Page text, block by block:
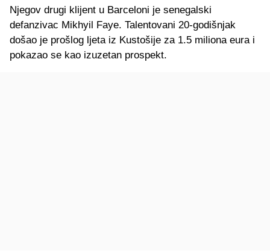
Njegov drugi klijent u Barceloni je senegalski
defanzivac Mikhyil Faye. Talentovani 20-godišnjak
došao je prošlog ljeta iz Kustošije za 1.5 miliona eura i
pokazao se kao izuzetan prospekt.